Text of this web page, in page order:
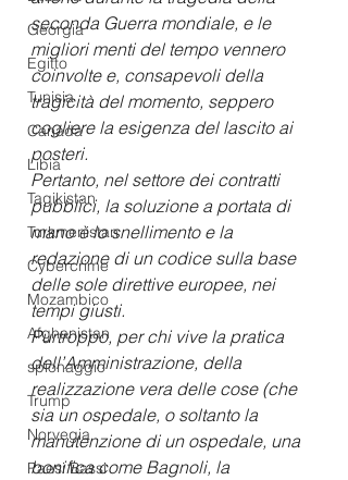
Georgia
Egitto
Tunisia
Canada
Libia
Tagikistan
Turkmenistan
Cybercrime
Mozambico
Afghanistan
spionaggio
Trump
Norvegia
Paesi Bassi
seconda Guerra mondiale, e le
migliori menti del tempo vennero
coinvolte e, consapevoli della
tragicità del momento, seppero
cogliere la esigenza del lascito ai
posteri.
Pertanto, nel settore dei contratti
pubblici, la soluzione a portata di
mano è lo snellimento e la
redazione di un codice sulla base
delle sole direttive europee, nei
tempi giusti.
Purtroppo, per chi vive la pratica
dell’Amministrazione, della
realizzazione vera delle cose (che
sia un ospedale, o soltanto la
manutenzione di un ospedale, una
bonifica come Bagnoli, la